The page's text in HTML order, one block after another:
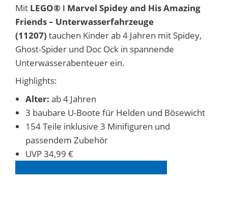
Mit LEGO® ǀ Marvel Spidey and His Amazing
Friends – Unterwasserfahrzeuge
(11207) tauchen Kinder ab 4 Jahren mit Spidey,
Ghost-Spider und Doc Ock in spannende
Unterwasserabenteuer ein.
Highlights:
Alter: ab 4 Jahren
3 baubare U-Boote für Helden und Bösewicht
154 Teile inklusive 3 Minifiguren und
passendem Zubehör
UVP 34,99 €